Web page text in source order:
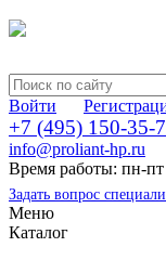
Войти
+7 (495) 150-35-
info@proliant-hp.ru
Время работы: пн-пт
Задать вопрос
Меню
Каталог